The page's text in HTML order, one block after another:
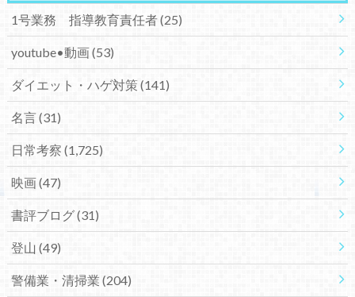
1号業務 指導教育責任者(25)
youtube•動画(53)
ダイエット・ハゲ対策(141)
名言(31)
日常考察 (1,725)
映画(47)
書評ブログ(31)
登山 (49)
警備業・清掃業 (204)